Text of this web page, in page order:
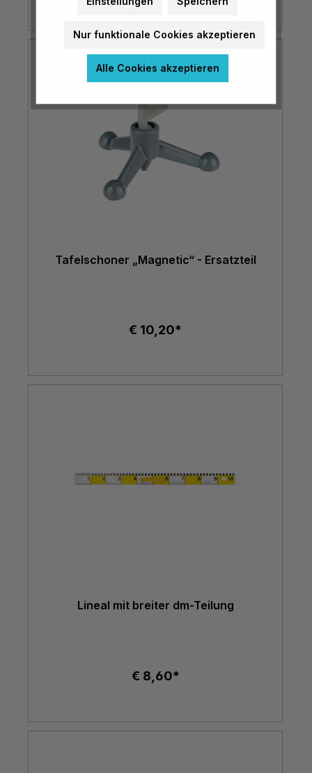
Tafelschoner „Magnetic“ - Ersatzteil
€ 10,20*
Lineal mit breiter dm-Teilung
€ 8,60*
Nur funktionale Cookies akzeptieren
Alle Cookies akzeptieren